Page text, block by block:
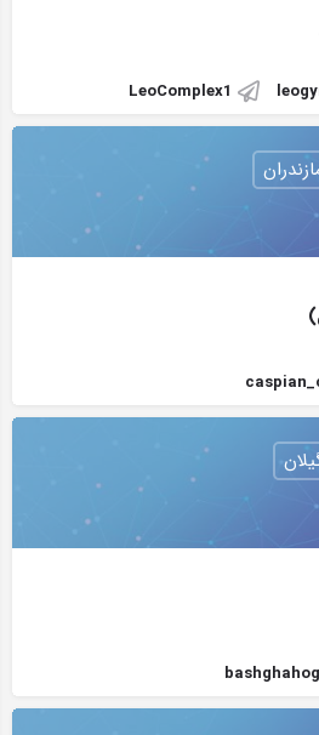
LeoComplex1